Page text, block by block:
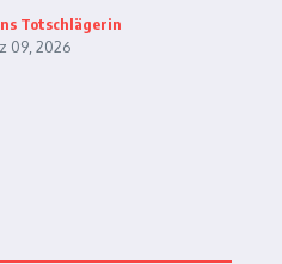
Totschlägerin
09, 2026